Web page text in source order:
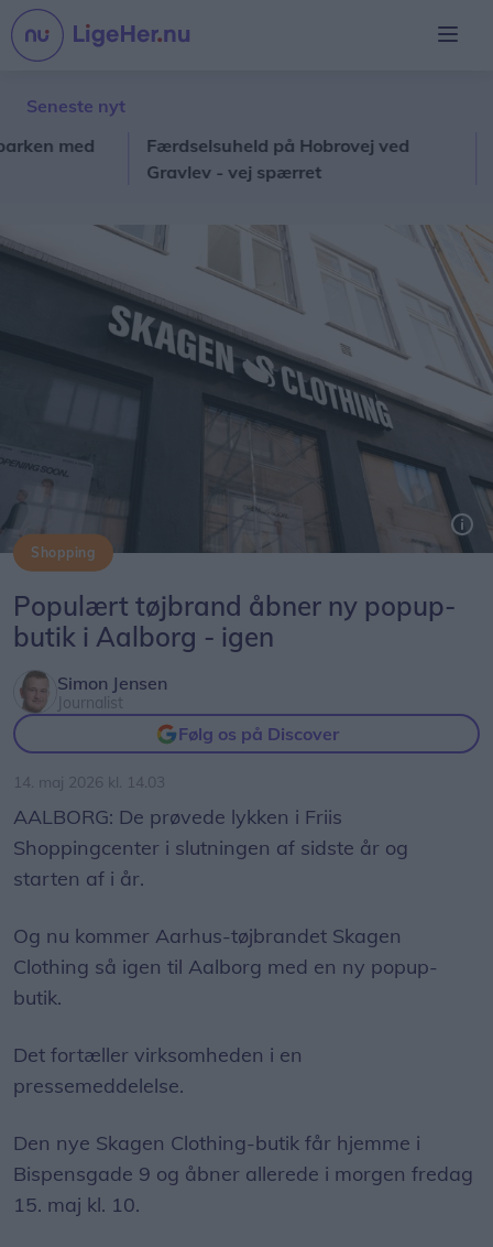
Seneste nyt
med
Færdselsuheld på Hobrovej ved
Gravlev - vej spærret
Shopping
Populært tøjbrand åbner ny popup-
butik i Aalborg - igen
Simon Jensen
Journalist
Følg os på Discover
14. maj 2026 kl. 14.03
AALBORG: De prøvede lykken i Friis
Shoppingcenter i slutningen af sidste år og
starten af i år.
Og nu kommer Aarhus-tøjbrandet Skagen
Clothing så igen til Aalborg med en ny popup-
butik.
Det fortæller virksomheden i en
pressemeddelelse.
Den nye Skagen Clothing-butik får hjemme i
Bispensgade 9 og åbner allerede i morgen fredag
15. maj kl. 10.